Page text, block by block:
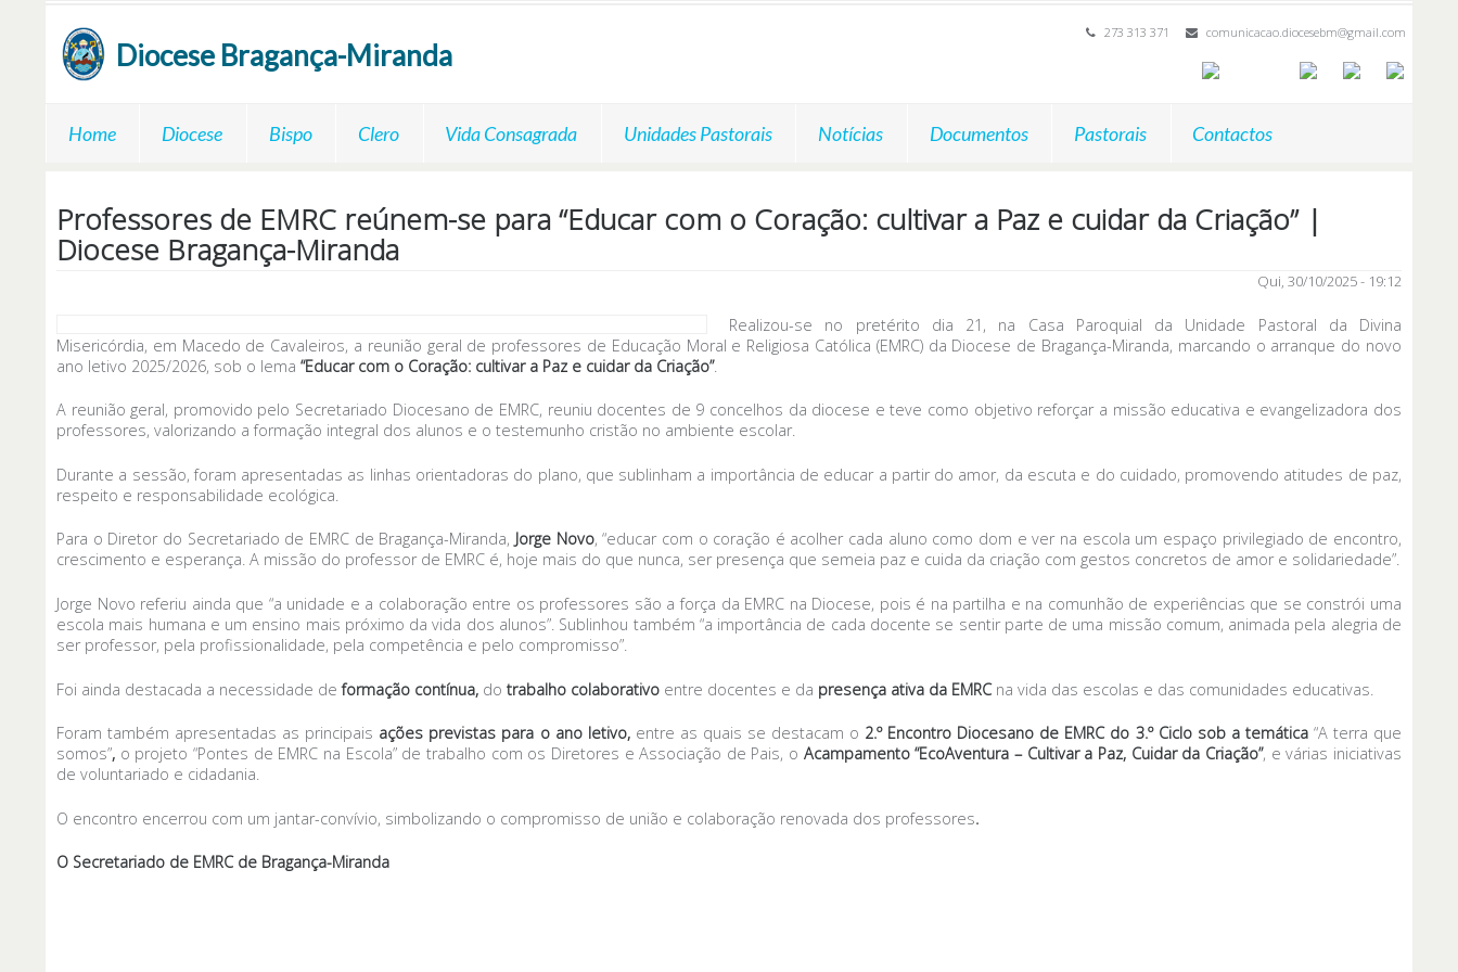
Diocese Bragança-Miranda
273 313 371 comunicacao.diocesebm@gmail.com
Home Diocese Bispo Clero Vida Consagrada Unidades Pastorais Notícias Documentos Pastorais Contactos
Professores de EMRC reúnem-se para “Educar com o Coração: cultivar a Paz e cuidar da Criação” |
Diocese Bragança-Miranda
Qui, 30/10/2025 - 19:12
Realizou-se no pretérito dia 21, na Casa Paroquial da Unidade Pastoral da Divina
Misericórdia, em Macedo de Cavaleiros, a reunião geral de professores de Educação Moral e Religiosa Católica (EMRC) da Diocese de Bragança-Miranda, marcando o arranque do novo
ano letivo 2025/2026, sob o lema “Educar com o Coração: cultivar a Paz e cuidar da Criação”.
A reunião geral, promovido pelo Secretariado Diocesano de EMRC, reuniu docentes de 9 concelhos da diocese e teve como objetivo reforçar a missão educativa e evangelizadora dos
professores, valorizando a formação integral dos alunos e o testemunho cristão no ambiente escolar.
Durante a sessão, foram apresentadas as linhas orientadoras do plano, que sublinham a importância de educar a partir do amor, da escuta e do cuidado, promovendo atitudes de paz,
respeito e responsabilidade ecológica.
Para o Diretor do Secretariado de EMRC de Bragança-Miranda, Jorge Novo, “educar com o coração é acolher cada aluno como dom e ver na escola um espaço privilegiado de encontro,
crescimento e esperança. A missão do professor de EMRC é, hoje mais do que nunca, ser presença que semeia paz e cuida da criação com gestos concretos de amor e solidariedade”.
Jorge Novo referiu ainda que “a unidade e a colaboração entre os professores são a força da EMRC na Diocese, pois é na partilha e na comunhão de experiências que se constrói uma
escola mais humana e um ensino mais próximo da vida dos alunos”. Sublinhou também “a importância de cada docente se sentir parte de uma missão comum, animada pela alegria de
ser professor, pela profissionalidade, pela competência e pelo compromisso”.
Foi ainda destacada a necessidade deformação contínua, do trabalho colaborativo entre docentes e da presença ativa da EMRCna vida das escolas e das comunidades educativas.
Foram também apresentadas as principais ações previstas para o ano letivo,entre as quais se destacam o 2.º Encontro Diocesano de EMRC do 3.º Ciclo sob a temática “A terra que
somos”, o projeto “Pontes de EMRC na Escola” de trabalho com os Diretores e Associação de Pais, o Acampamento “EcoAventura – Cultivar a Paz, Cuidar da Criação”, e várias iniciativas
de voluntariado e cidadania.
O encontro encerrou com um jantar-convívio, simbolizando o compromisso de união e colaboração renovada dos professores.
O Secretariado de EMRC de Bragança-Miranda